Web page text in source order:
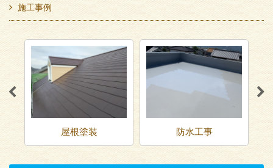
施工事例
屋根塗装 防水工事